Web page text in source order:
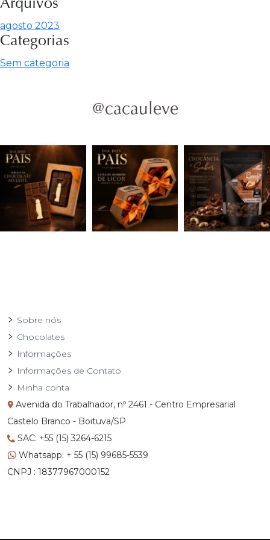
Arquivos
agosto 2023
Categorias
Sem categoria
@cacauleve
Sobre nós
Chocolates
Informações
Informações de Contato
Minha conta
Avenida do Trabalhador, nº 2461 - Centro Empresarial
Castelo Branco - Boituva/SP
SAC: +55 (15) 3264-6215
Whatsapp: + 55 (15) 99685-5539
CNPJ : 18377967000152